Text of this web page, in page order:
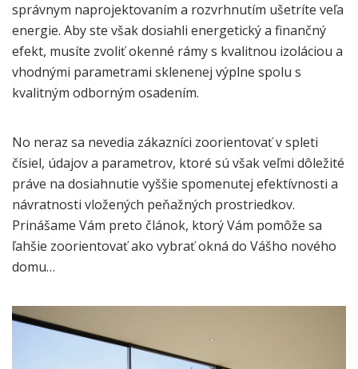
správnym naprojektovaním a rozvrhnutím ušetríte veľa
energie. Aby ste však dosiahli energetický a finančný
efekt, musíte zvoliť okenné rámy s kvalitnou izoláciou a
vhodnými parametrami sklenenej výplne spolu s
kvalitným odborným osadením.
No neraz sa nevedia zákazníci zoorientovať v spleti
čísiel, údajov a parametrov, ktoré sú však veľmi dôležité
práve na dosiahnutie vyššie spomenutej efektívnosti a
návratnosti vložených peňažných prostriedkov.
Prinášame Vám preto článok, ktorý Vám pomôže sa
ľahšie zoorientovať ako vybrať okná do Vášho nového
domu…